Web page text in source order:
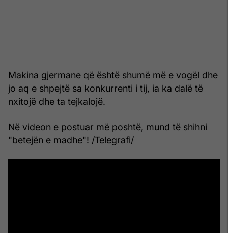
Makina gjermane që është shumë më e vogël dhe
jo aq e shpejtë sa konkurrenti i tij, ia ka dalë të
nxitojë dhe ta tejkalojë.
Në videon e postuar më poshtë, mund të shihni
"betejën e madhe"! /Telegrafi/